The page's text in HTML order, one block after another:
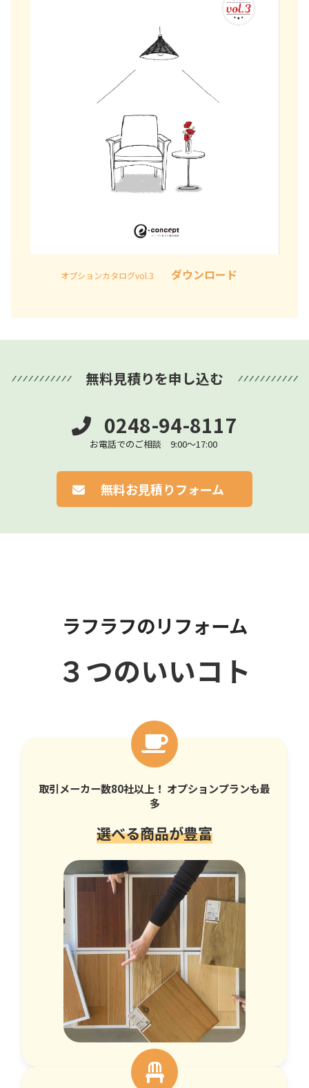
オプションカタログvol.3 ダウンロード
無料見積りを申し込む
0248-94-8117
お電話でのご相談 9:00～17:00
無料お見積りフォーム
ラフラフのリフォーム
３つのいいコト
取引メーカー数80社以上！ オプションプランも最
多
選べる商品が豊富